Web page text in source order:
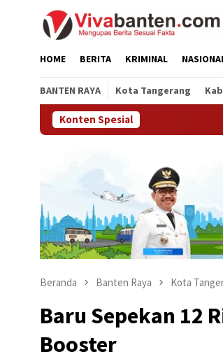
HOME BERITA KRIMINAL
BANTEN RAYA Kota Tangerang
Konten Spesial
Beranda Banten Raya Kota
Baru Sepekan 12
Booster